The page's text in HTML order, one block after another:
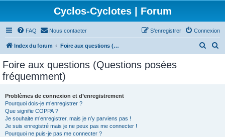
Cyclos-Cyclotes | Forum
FAQ Nous contacter Connexion
S’enregistrer
Index du forum Foire aux questions (Questions posées fréquemment)
Foire aux questions (Questions posées
fréquemment)
Problèmes de connexion et d’enregistrement
Pourquoi dois-je m’enregistrer ?
Que signifie COPPA ?
Je souhaite m’enregistrer, mais je n’y parviens pas !
Je suis enregistré mais je ne peux pas me connecter !
Pourquoi ne puis-je pas me connecter ?